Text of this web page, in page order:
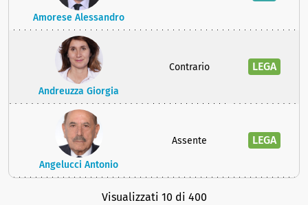
Amorese Alessandro
Andreuzza Giorgia
Contrario LEGA
Angelucci Antonio
Assente LEGA
Visualizzati 10 di 400